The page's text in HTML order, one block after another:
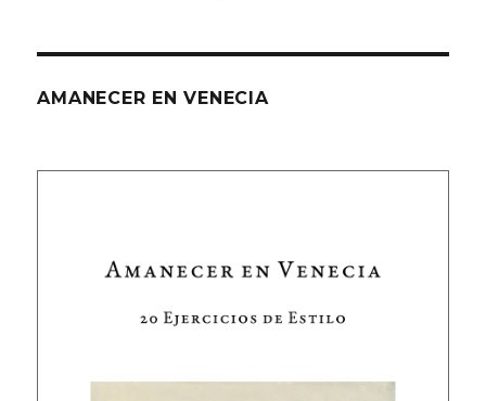
AMANECER EN VENECIA